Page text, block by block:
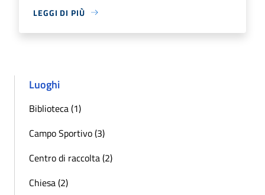
LEGGI DI PIÙ
Luoghi
Biblioteca (1)
Campo Sportivo (3)
Centro di raccolta (2)
Chiesa (2)